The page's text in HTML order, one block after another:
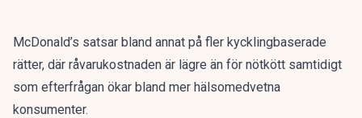
McDonald’s satsar bland annat på fler kycklingbaserade
rätter, där råvarukostnaden är lägre än för nötkött samtidigt
som efterfrågan ökar bland mer hälsomedvetna
konsumenter.